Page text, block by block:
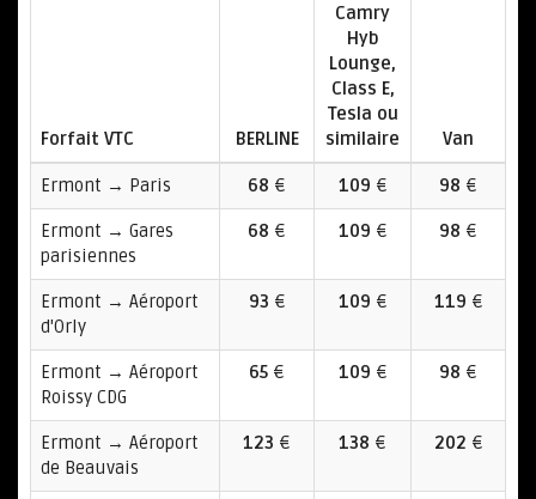
Forfait VTC BERLINE
Camry
Hyb
Lounge,
Class E,
Tesla ou
similaire
Van
Ermont → Paris 68 € 109 € 98 €
Ermont → Gares
parisiennes
68 € 109 € 98 €
Ermont → Aéroport
d'Orly
93 € 109 € 119 €
Ermont → Aéroport
Roissy CDG
65 € 109 € 98 €
Ermont → Aéroport
de Beauvais
123 € 138 € 202 €